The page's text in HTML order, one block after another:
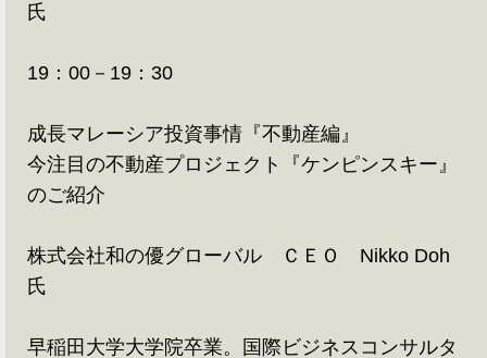
氏
19：00－19：30
成長マレーシア投資事情『不動産編』
今注目の不動産プロジェクト『ケンピンスキー』
のご紹介
株式会社和の優グローバル ＣＥＯ Nikko Doh
氏
早稲田大学大学院卒業。国際ビジネスコンサルタ